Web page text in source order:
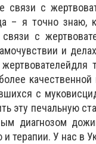
связи с
– я точно знаю,
с
и
с
эту печальную
диагнозом
терапии. У нас в